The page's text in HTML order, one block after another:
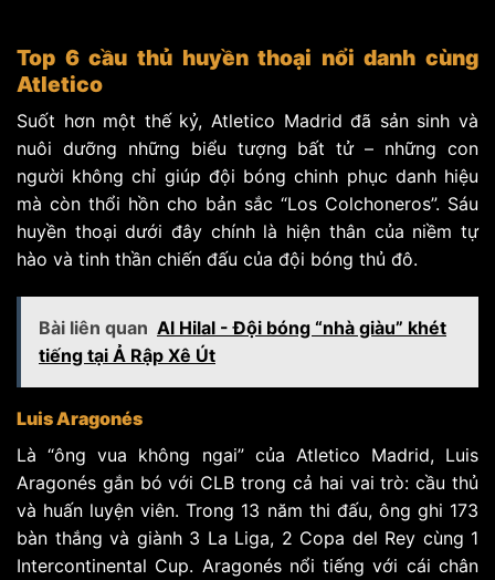
Top 6 cầu thủ huyền thoại nổi danh cùng
Atletico
Suốt hơn một thế kỷ, Atletico Madrid đã sản sinh và
nuôi dưỡng những biểu tượng bất tử – những con
người không chỉ giúp đội bóng chinh phục danh hiệu
mà còn thổi hồn cho bản sắc “Los Colchoneros”. Sáu
huyền thoại dưới đây chính là hiện thân của niềm tự
hào và tinh thần chiến đấu của đội bóng thủ đô.
Bài liên quan Al Hilal - Đội bóng “nhà giàu” khét
tiếng tại Ả Rập Xê Út
Luis Aragonés
Là “ông vua không ngai” của Atletico Madrid, Luis
Aragonés gắn bó với CLB trong cả hai vai trò: cầu thủ
và huấn luyện viên. Trong 13 năm thi đấu, ông ghi 173
bàn thắng và giành 3 La Liga, 2 Copa del Rey cùng 1
Intercontinental Cup. Aragonés nổi tiếng với cái chân